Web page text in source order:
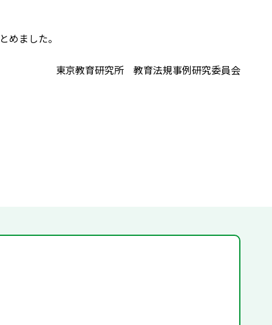
めました。
東京教育研究所 教育法規事例研究委員会